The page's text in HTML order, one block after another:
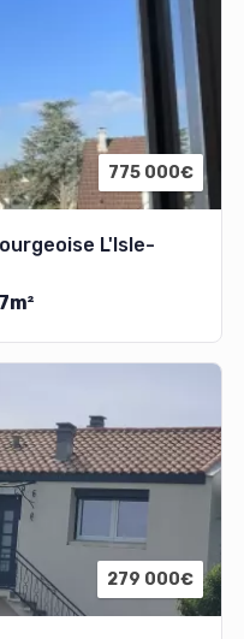
775 000€
L'Isle-
279 000€